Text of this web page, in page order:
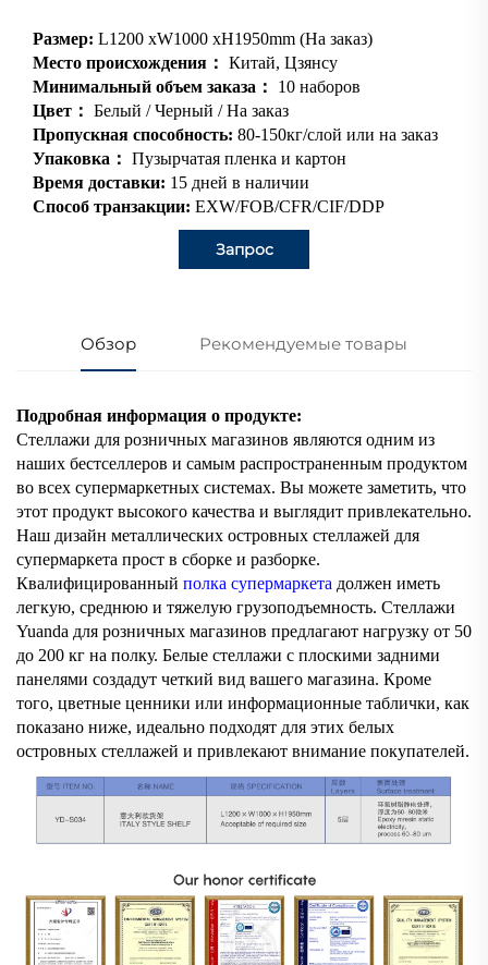
Размер: L1200 xW1000 xH1950mm (На заказ)
Место происхождения： Китай, Цзянсу
Минимальный объем заказа： 10 наборов
Цвет： Белый / Черный / На заказ
Пропускная способность: 80-150кг/слой или на заказ
Упаковка： Пузырчатая пленка и картон
Время доставки: 15 дней в наличии
Способ транзакции: EXW/FOB/CFR/CIF/DDP
Запрос
Обзор Рекомендуемые товары
Подробная информация о продукте:
Стеллажи для розничных магазинов являются одним из
наших бестселлеров и самым распространенным продуктом
во всех супермаркетных системах. Вы можете заметить, что
этот продукт высокого качества и выглядит привлекательно.
Наш дизайн металлических островных стеллажей для
супермаркета прост в сборке и разборке.
Квалифицированный полка супермаркета должен иметь
легкую, среднюю и тяжелую грузоподъемность. Стеллажи
Yuanda для розничных магазинов предлагают нагрузку от 50
до 200 кг на полку. Белые стеллажи с плоскими задними
панелями создадут четкий вид вашего магазина. Кроме
того, цветные ценники или информационные таблички, как
показано ниже, идеально подходят для этих белых
островных стеллажей и привлекают внимание покупателей.